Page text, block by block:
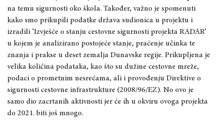
na temu sigurnosti oko škola. Također, važno je spomenuti
kako smo prikupili podatke država sudionica u projektu i
izradili ‘Izvješće o stanju cestovne sigurnosti projekta RADAR’
u kojem je analizirano postojeće stanje, praćenje učinka te
znanja i prakse u deset zemalja Dunavske regije. Prikupljena je
velika količina podataka, kao što su dužine cestovne mreže,
podaci o prometnim nesrećama, ali i provođenju Direktive o
sigurnosti cestovne infrastrukture (2008/96/EZ). No ovo je
samo dio zacrtanih aktivnosti jer će ih u okviru ovoga projekta
do 2021. biti još mnogo.